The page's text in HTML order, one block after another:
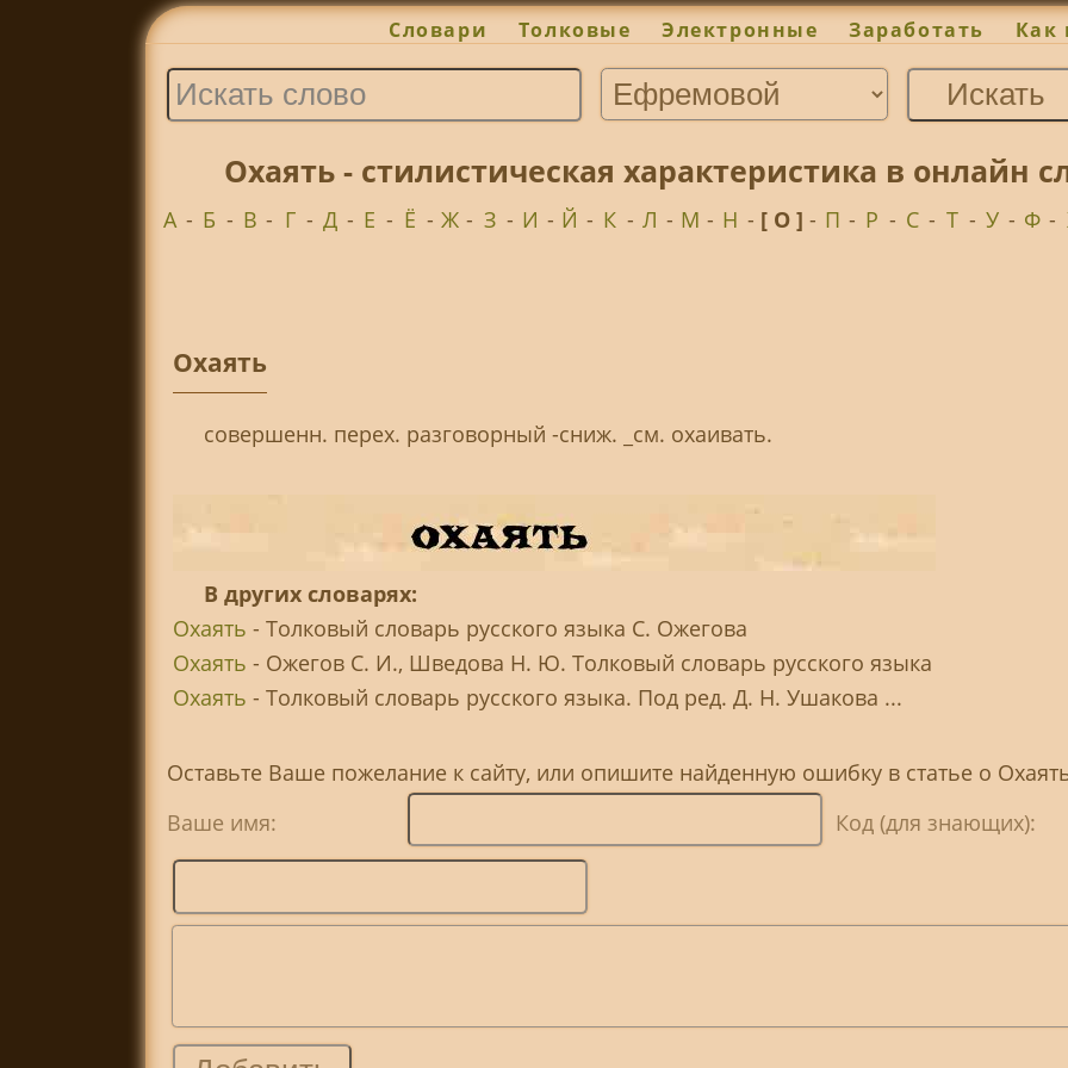
Словари Толковые Электронные Заработать Как
Охаять - стилистическая характеристика в онлайн
А - Б - В - Г - Д - Е - Ё - Ж - З - И - Й - К - Л - М - Н - [ О ] - П - Р - С - Т - У - Ф -
Охаять
совершенн. перех. разговорный -сниж. _см. охаивать.
В других словарях:
Охаять - Толковый словарь русского языка С. Ожегова
Охаять - Ожегов С. И., Шведова Н. Ю. Толковый словарь русского языка
Охаять - Толковый словарь русского языка. Под ред. Д. Н. Ушакова ...
Оставьте Ваше пожелание к сайту, или опишите найденную ошибку в статье о
Ваше имя:
Код (для знающих):